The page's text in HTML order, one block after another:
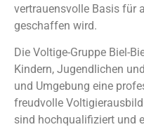
vertrauensvolle Basis für
geschaffen wird.
Die Voltige-Gruppe Biel-
Kindern, Jugendlichen
und Umgebung eine
freudvolle
sind hochqualifiziert und